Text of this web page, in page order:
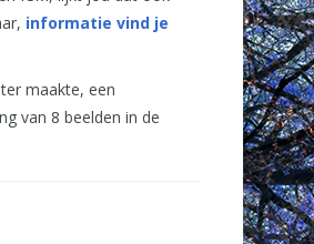
informatie vind je
maakte, een
van 8 beelden in de